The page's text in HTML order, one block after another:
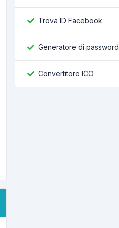
Trova ID Facebook
Generatore di password
Convertitore ICO